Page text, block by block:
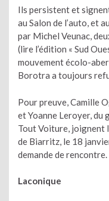
Ils persistent et
au Salon de l’auto, et
par Michel Veunac,
(lire l’édition « Sud
mouvement écolo-
Borotra a toujours
Pour preuve, Camille
et Yoanne Leroyer,
Tout Voiture, joignent
de Biarritz, le 18
demande de rencontre.
Laconique